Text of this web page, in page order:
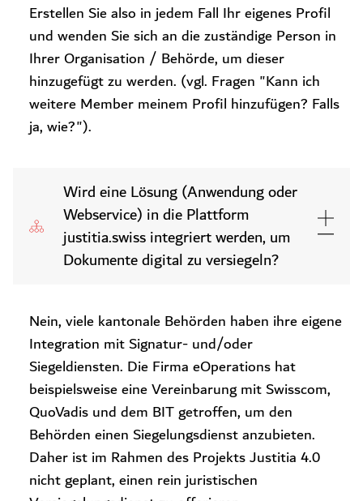
Erstellen Sie also in jedem Fall Ihr eigenes Profil
und wenden Sie sich an die zuständige Person in
Ihrer Organisation / Behörde, um dieser
hinzugefügt zu werden. (vgl. Fragen "Kann ich
weitere Member meinem Profil hinzufügen? Falls
ja, wie?").
Wird eine Lösung (Anwendung oder
Webservice) in die Plattform
justitia.swiss integriert werden, um
Dokumente digital zu versiegeln?
Nein, viele kantonale Behörden haben ihre eigene
Integration mit Signatur- und/oder
Siegeldiensten. Die Firma eOperations hat
beispielsweise eine Vereinbarung mit Swisscom,
QuoVadis und dem BIT getroffen, um den
Behörden einen Siegelungsdienst anzubieten.
Daher ist im Rahmen des Projekts Justitia 4.0
nicht geplant, einen rein juristischen